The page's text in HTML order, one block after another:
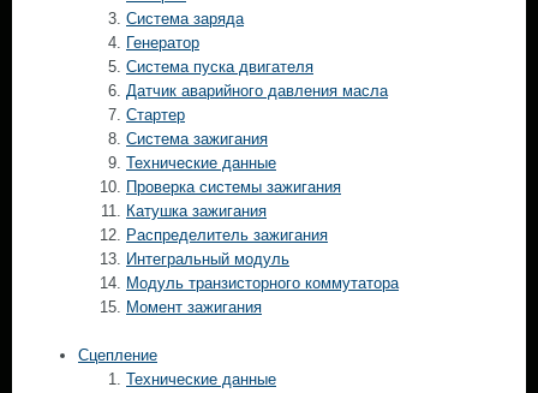
Система заряда
Генератор
Система пуска двигателя
Датчик аварийного давления масла
Стартер
Система зажигания
Технические данные
Проверка системы зажигания
Катушка зажигания
Распределитель зажигания
Интегральный модуль
Модуль транзисторного коммутатора
Момент зажигания
Сцепление
Технические данные